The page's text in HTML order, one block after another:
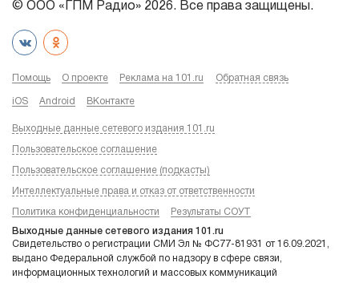
© ООО «ГПМ Радио» 2026. Все права защищены.
Помощь О проекте Реклама на 101.ru Обратная связь
iOS Android ВКонтакте
Выходные данные сетевого издания 101.ru
Пользовательское соглашение
Пользовательское соглашение (подкасты)
Интеллектуальные права и отказ от ответственности
Политика конфиденциальности Результаты СОУТ
Выходные данные сетевого издания 101.ru
Свидетельство о регистрации СМИ Эл № ФС77-81931 от 16.09.2021,
выдано Федеральной службой по надзору в сфере связи,
информационных технологий и массовых коммуникаций